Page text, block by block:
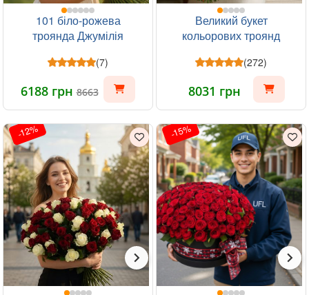
101 біло-рожева
троянда Джумілія
(7)
6188 грн8663
Великий букет
кольорових троянд
(272)
8031 грн
-12% -15%